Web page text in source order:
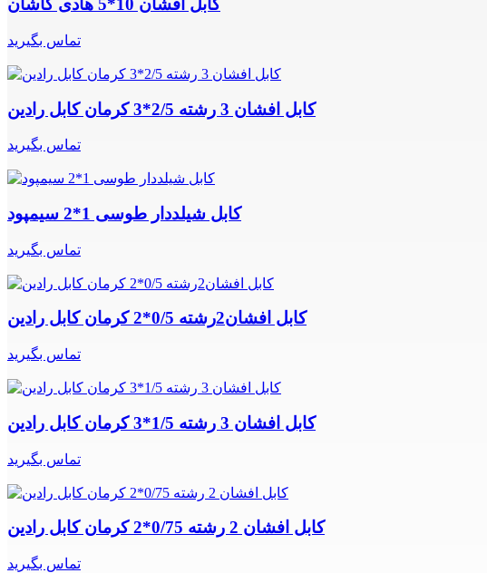
کابل افشان 10*5 هادی کاشان
تماس بگیرید
کابل افشان 3 رشته 2/5*3 کرمان کابل رادین
تماس بگیرید
کابل شیلددار طوسی 1*2 سیمپود
تماس بگیرید
کابل افشان2رشته 0/5*2 کرمان کابل رادین
تماس بگیرید
کابل افشان 3 رشته 1/5*3 کرمان کابل رادین
تماس بگیرید
کابل افشان 2 رشته 0/75*2 کرمان کابل رادین
تماس بگیرید